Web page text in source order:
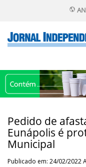
Pedido de
Eunápolis é
Municipal
Publicado em: 24/02/2022